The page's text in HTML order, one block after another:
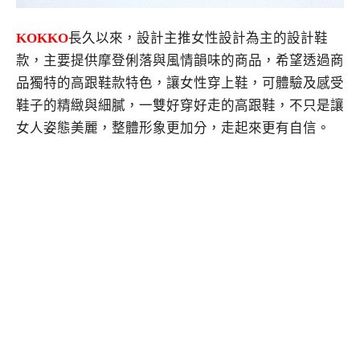
KOKKO長久以來，設計主推女性設計為主的設計鞋
款，主要提供摩登俐落與風情韻味的商品，希望透過商
品獨特的高跟鞋款特色，讓女性穿上鞋，可體驗及感受
鞋子的精緻與細膩，一雙好穿好走的高跟鞋，不只是讓
女人姿態美麗，整體形象更加分，走起來更有自信。